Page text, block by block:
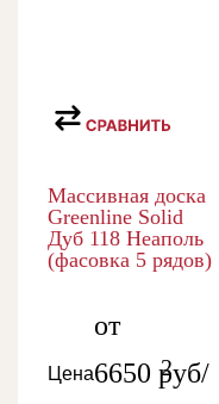
Массивная доска
Greenline Solid
Дуб 118 Неаполь
(фасовка 5 рядов)
Цена
от
6650 руб/
2